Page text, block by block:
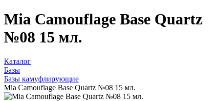
Mia Camouflage Base Quartz
№08 15 мл.
Каталог
Базы
Базы камуфлирующие
Mia Camouflage Base Quartz №08 15 мл.